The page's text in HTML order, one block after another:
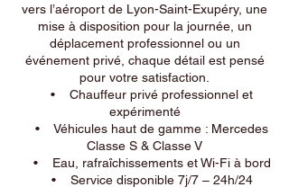
vers l’aéroport de Lyon-Saint-Exupéry, une
mise à disposition pour la journée, un
déplacement professionnel ou un
événement privé, chaque détail est pensé
pour votre satisfaction.
• Chauffeur privé professionnel et
expérimenté
• Véhicules haut de gamme : Mercedes
Classe S & Classe V
• Eau, rafraîchissements et Wi-Fi à bord
• Service disponible 7j/7 – 24h/24